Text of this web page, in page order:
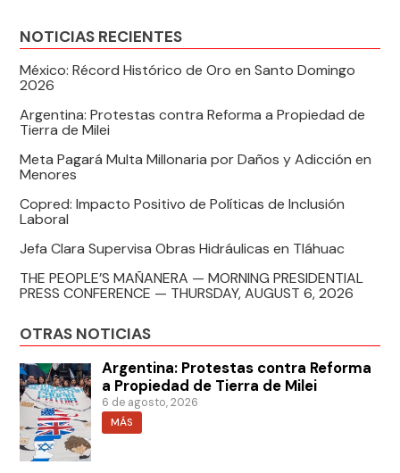
NOTICIAS RECIENTES
México: Récord Histórico de Oro en Santo Domingo
2026
Argentina: Protestas contra Reforma a Propiedad de
Tierra de Milei
Meta Pagará Multa Millonaria por Daños y Adicción en
Menores
Copred: Impacto Positivo de Políticas de Inclusión
Laboral
Jefa Clara Supervisa Obras Hidráulicas en Tláhuac
THE PEOPLE’S MAÑANERA — MORNING PRESIDENTIAL
PRESS CONFERENCE — THURSDAY, AUGUST 6, 2026
OTRAS NOTICIAS
Argentina: Protestas contra Reforma
a Propiedad de Tierra de Milei
6 de agosto, 2026
MÁS